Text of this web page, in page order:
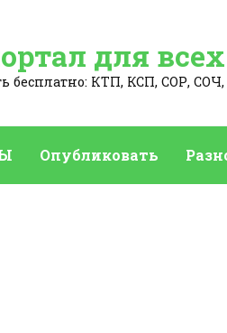
для всех
КТП, КСП, СОР,
Опубликовать